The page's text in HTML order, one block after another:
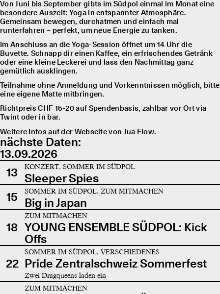
Von Juni bis September gibts im Südpol einmal im Monat eine
besondere Auszeit: Yoga in entspannter Atmosphäre.
Gemeinsam bewegen, durchatmen und einfach mal
runterfahren – perfekt, um neue Energie zu tanken.
Im Anschluss an die Yoga-Session öffnet um 14 Uhr die
Buvette. Schnapp dir einen Kaffee, ein erfrischendes Getränk
oder eine kleine Leckerei und lass den Nachmittag ganz
gemütlich ausklingen.
Teilnahme ohne Anmeldung und Vorkenntnissen möglich, bitte
eine eigene Matte mitbringen.
Richtpreis CHF 15-20 auf Spendenbasis, zahlbar vor Ort via
Twint oder in bar.
Weitere Infos auf der Webseite von Jua Flow.
nächste Daten:
13.09.2026
13
KONZERT, SOMMER IM SÜDPOL
Sleeper Spies
15
SOMMER IM SÜDPOL, ZUM MITMACHEN
Big in Japan
18
ZUM MITMACHEN
YOUNG ENSEMBLE SÜDPOL: Kick
Offs
22
SOMMER IM SÜDPOL, VERSCHIEDENES
Pride Zentralschweiz Sommerfest
Zwei Dragqueens laden ein
ZUM MITMACHEN